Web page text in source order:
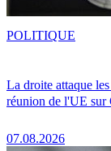
La droite attaque
réunion de l'UE sur
07.08.2026
POLITIQUE